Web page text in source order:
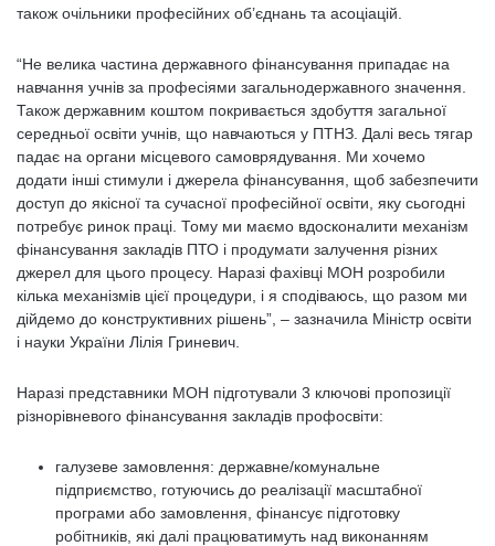
також очільники професійних об’єднань та асоціацій.
“Не велика частина державного фінансування припадає на
навчання учнів за професіями загальнодержавного значення.
Також державним коштом покривається здобуття загальної
середньої освіти учнів, що навчаються у ПТНЗ. Далі весь тягар
падає на органи місцевого самоврядування. Ми хочемо
додати інші стимули і джерела фінансування, щоб забезпечити
доступ до якісної та сучасної професійної освіти, яку сьогодні
потребує ринок праці. Тому ми маємо вдосконалити механізм
фінансування закладів ПТО і продумати залучення різних
джерел для цього процесу. Наразі фахівці МОН розробили
кілька механізмів цієї процедури, і я сподіваюсь, що разом ми
дійдемо до конструктивних рішень”, – зазначила Міністр освіти
і науки України Лілія Гриневич.
Наразі представники МОН підготували 3 ключові пропозиції
різнорівневого фінансування закладів профосвіти:
галузеве замовлення: державне/комунальне
підприємство, готуючись до реалізації масштабної
програми або замовлення, фінансує підготовку
робітників, які далі працюватимуть над виконанням